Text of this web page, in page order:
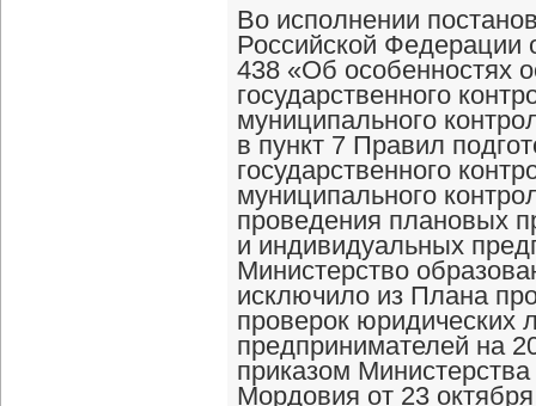
Во исполнении
Российской Федерации
438 «Об особенностях
государственного
муниципального
в пункт 7 Правил
государственного
муниципального
проведения плановых
и индивидуальных
Министерство
исключило из Плана
проверок юридических
предпринимателей на
приказом
Мордовия от 23